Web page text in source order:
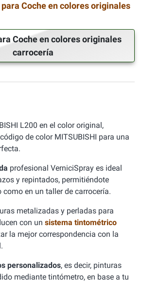
Coche en colores originales
Coche en colores originales
carrocería
L200 en el color original,
de color MITSUBISHI para una
profesional VerniciSpray es ideal
y repintados, permitiéndote
en un taller de carrocería.
metalizadas y perladas para
con un sistema tintométrico
la mejor correspondencia con la
personalizados, es decir, pinturas
mediante tintómetro, en base a tu